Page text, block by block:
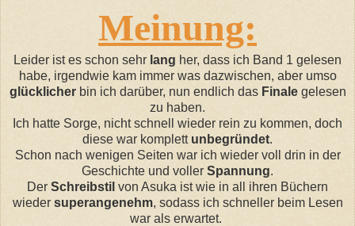
Meinung:
Leider ist es schon sehr lang her, dass ich Band 1 gelesen
habe, irgendwie kam immer was dazwischen, aber umso
glücklicher bin ich darüber, nun endlich das Finale gelesen
zu haben.
Ich hatte Sorge, nicht schnell wieder rein zu kommen, doch
diese war komplett unbegründet.
Schon nach wenigen Seiten war ich wieder voll drin in der
Geschichte und voller Spannung.
Der Schreibstil von Asuka ist wie in all ihren Büchern
wieder superangenehm, sodass ich schneller beim Lesen
war als erwartet.